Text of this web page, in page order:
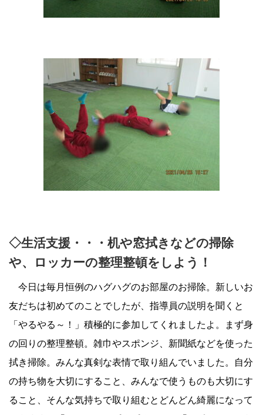
◇生活支援・・・机や窓拭きなどの掃除
や、ロッカーの整理整頓をしよう！
今日は毎月恒例のハグハグのお部屋のお掃除。新しいお
友だちは初めてのことでしたが、指導員の説明を聞くと
「やるやる～！」積極的に参加してくれましたよ。まず身
の回りの整理整頓。雑巾やスポンジ、新聞紙などを使った
拭き掃除。みんな真剣な表情で取り組んでいました。自分
の持ち物を大切にすること、みんなで使うものも大切にす
ること、そんな気持ちで取り組むとどんどん綺麗になって